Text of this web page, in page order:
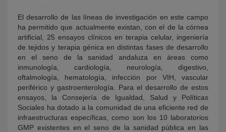
El desarrollo de las líneas de investigación en este campo
ha permitido que actualmente existan, con el de la córnea
artificial, 25 ensayos clínicos en terapia celular, ingeniería
de tejidos y terapia génica en distintas fases de desarrollo
en el seno de la sanidad andaluza en áreas como
inmunología, cardiología, neurología, digestivo,
oftalmología, hematología, infección por VIH, vascular
periférico y gastroenterología. Para el desarrollo de estos
ensayos, la Consejería de Igualdad, Salud y Políticas
Sociales ha dotado a la comunidad de una eficiente red de
infraestructuras específicas, como son los 10 laboratorios
GMP existentes en el seno de la sanidad pública en las